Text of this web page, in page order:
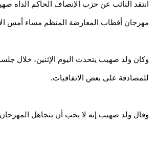
انتقد النائب عن حزب الإنصاف الحاكم الداه
مهرجان أقطاب المعارضة المنظم مساء أمس
وكان ولد صهيب يتحدث اليوم الإثنين، خلال
للمصادقة على بعض الاتفاقيات.
وقال ولد صهيب إنه لا يحب أن يتجاهل